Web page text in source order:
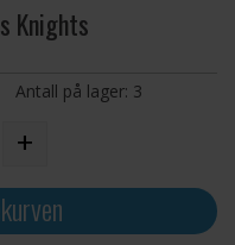
Knights
Antall på lager: 3
+